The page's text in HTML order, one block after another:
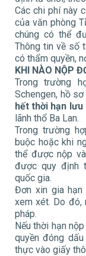
Các chi phí này
của văn phòng
chúng có thể
Thông tin về số
có thẩm quyền,
KHI NÀO NỘP
Trong trường
Schengen, hồ
hết thời hạn lưu
lãnh thổ Ba Lan.
Trong trường
buộc hoặc khi
thể được nộp
được quy định
quốc gia.
Đơn xin gia
xem xét. Do đó,
pháp.
Nếu thời hạn
quyền đóng
thực vào giấy